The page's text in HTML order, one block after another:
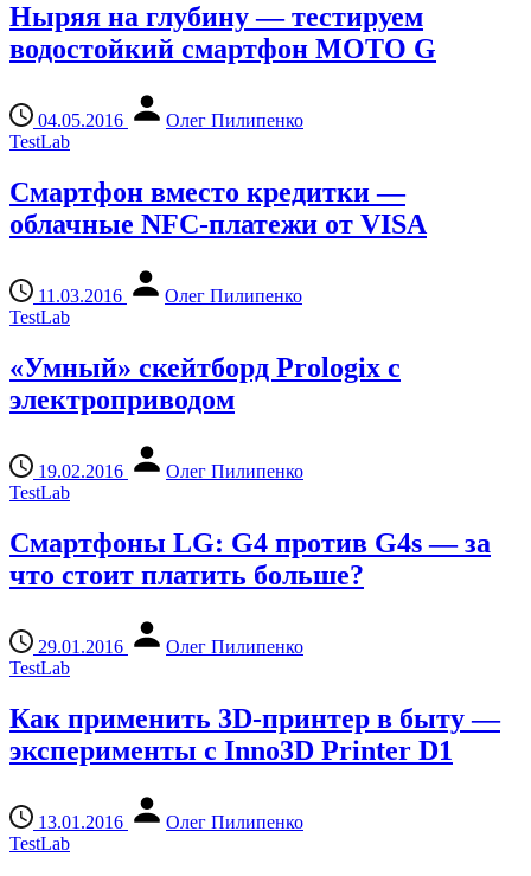
Ныряя на глубину — тестируем
водостойкий смартфон MOTO G
04.05.2016
Олег Пилипенко
TestLab
Cмартфон вместо кредитки —
облачные NFC-платежи от VISA
11.03.2016
Олег Пилипенко
TestLab
«Умный» скейтборд Prologix с
электроприводом
19.02.2016
Олег Пилипенко
TestLab
Смартфоны LG: G4 против G4s — за
что стоит платить больше?
29.01.2016
Олег Пилипенко
TestLab
Как применить 3D-принтер в быту —
эксперименты с Inno3D Printer D1
13.01.2016
Олег Пилипенко
TestLab